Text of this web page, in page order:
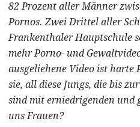
82 Prozent aller Männer
Pornos. Zwei Drittel aller
Frankenthaler Hauptschule
mehr Porno- und
ausgeliehene Video ist harte
sie, all diese Jungs, die bis
sind mit erniedrigenden und
uns Frauen?